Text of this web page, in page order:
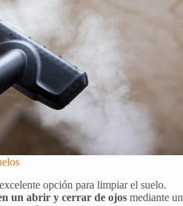
opción para limpiar el suelo.
un abrir y cerrar de ojos mediante un